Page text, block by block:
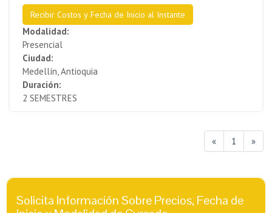
Recibir Costos y Fecha de Inicio al Instante
Modalidad:
Presencial
Ciudad:
Medellín, Antioquia
Duración:
2 SEMESTRES
« 1 »
Solicita Información Sobre Precios, Fecha de